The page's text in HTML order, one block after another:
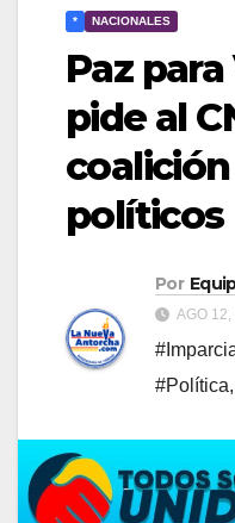
* NACIONALES
Paz
pide al
políticos
Por
AGO 12,
#Política,